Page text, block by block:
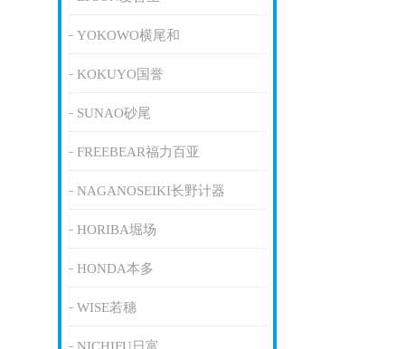
YOKOWO横尾和
KOKUYO国誉
SUNAO砂尾
FREEBEAR福力百亚
NAGANOSEIKI长野计器
HORIBA堀场
HONDA本多
WISE若穗